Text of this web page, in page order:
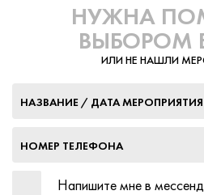
НУЖНА
ВЫБОРОМ
ИЛИ НЕ НАШЛИ
НАЗВАНИЕ / ДАТА МЕРОПРИЯТИЯ
НОМЕР ТЕЛЕФОНА
Напишите мне в